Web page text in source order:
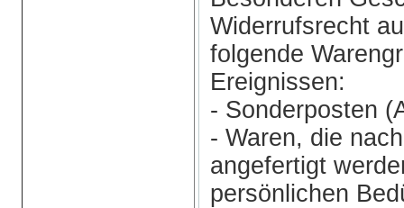
Widerrufsrecht
folgende
Ereignissen:
- Sonderposten
- Waren, die
angefertigt
persönlichen